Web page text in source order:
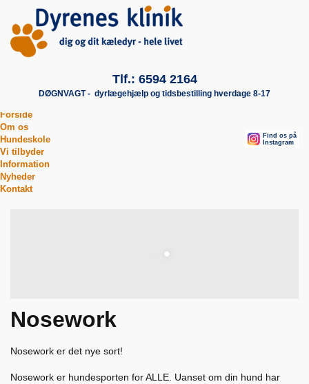
Tlf.: 6594 2164
DØGNVAGT - dyrlægehjælp og tidsbestilling hverdage 8-17
Find os på
Facebook
Find os på
Instagram
Forside
Om os
Hundeskole
Vi tilbyder
Information
Nyheder
Kontakt
Nosework
Nosework er det nye sort!
Nosework er hundesporten for ALLE. Uanset om din hund har